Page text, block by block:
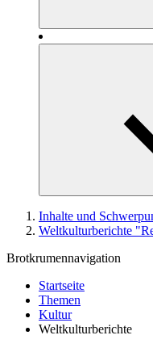
Inhalte und
Weltkulturberichte
Brotkrumennavigation
Startseite
Themen
Kultur
Weltkulturberichte